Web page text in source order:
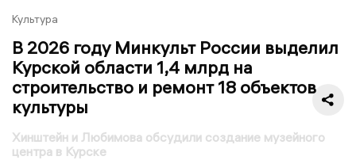
Культура
В 2026 году Минкульт России выделил
Курской области 1,4 млрд на
строительство и ремонт 18 объектов
культуры
Хинштейн и Любимова обсудили создание музейного
центра в Курске